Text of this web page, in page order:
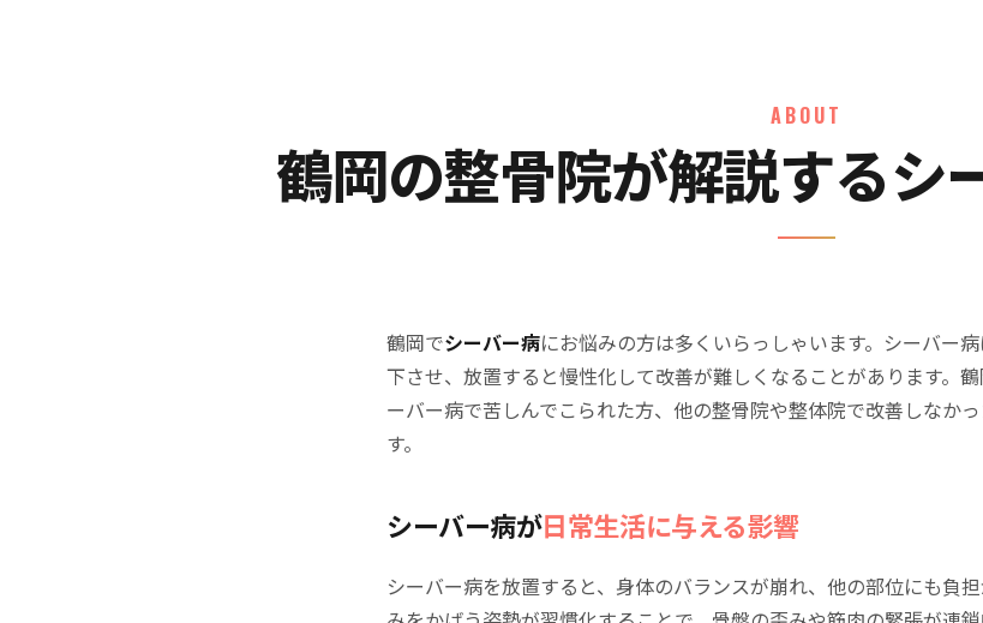
ABOUT
鶴岡の整骨院が解説するシ
鶴岡でシーバー病にお悩みの方は多くいらっしゃいます。シーバー
下させ、放置すると慢性化して改善が難しくなることがあります。
ーバー病で苦しんでこられた方、他の整骨院や整体院で改善しなか
す。
シーバー病が日常生活に与える影響
シーバー病を放置すると、身体のバランスが崩れ、他の部位にも負